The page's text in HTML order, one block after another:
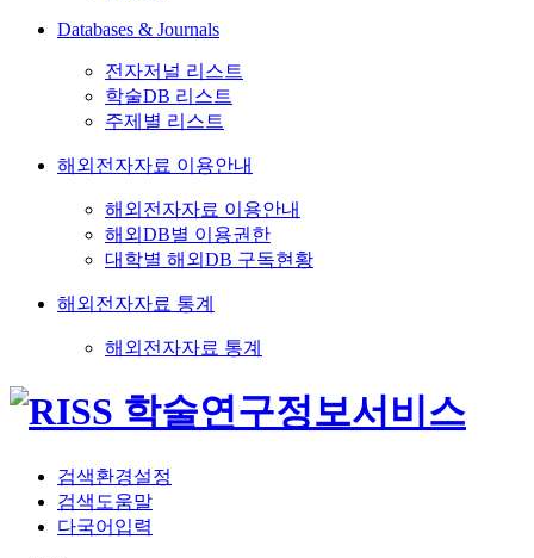
Databases & Journals
전자저널 리스트
학술DB 리스트
주제별 리스트
해외전자자료 이용안내
해외전자자료 이용안내
해외DB별 이용권한
대학별 해외DB 구독현황
해외전자자료 통계
해외전자자료 통계
검색환경설정
검색도움말
다국어입력